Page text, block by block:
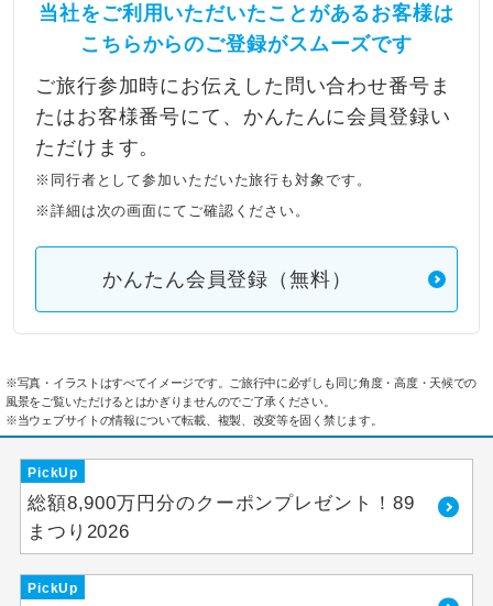
当社をご利用いただいたことがあるお客様は
こちらからのご登録がスムーズです
ご旅行参加時にお伝えした問い合わせ番号ま
たはお客様番号にて、かんたんに会員登録い
ただけます。
※同行者として参加いただいた旅行も対象です。
※詳細は次の画面にてご確認ください。
かんたん会員登録（無料）
※写真・イラストはすべてイメージです。ご旅行中に必ずしも同じ角度・高度・天候での
風景をご覧いただけるとはかぎりませんのでご了承ください。
※当ウェブサイトの情報について転載、複製、改変等を固く禁じます。
PickUp
総額8,900万円分のクーポンプレゼント！89
まつり2026
PickUp